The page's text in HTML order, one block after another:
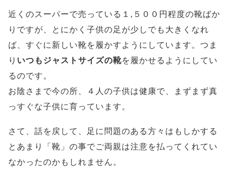
近くのスーパーで売っている１,５００円程度の靴ばか
りですが、とにかく子供の足が少しでも大きくなれ
ば、すぐに新しい靴を履かすようにしています。つま
り いつもジャストサイズの靴を履かせるようにしてい
るのです。
お陰さまで今の所、４人の子供は健康で、まずまず真
っすぐな子供に育っています。
さて、話を戻して、足に問題のある方々はもしかする
とあまり「靴」の事でご両親は注意を払ってくれてい
なかったのかもしれません。